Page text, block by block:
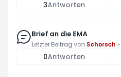
3Antworten
Brief an die EMA
Letzter Beitrag von Schorsch »
0Antworten